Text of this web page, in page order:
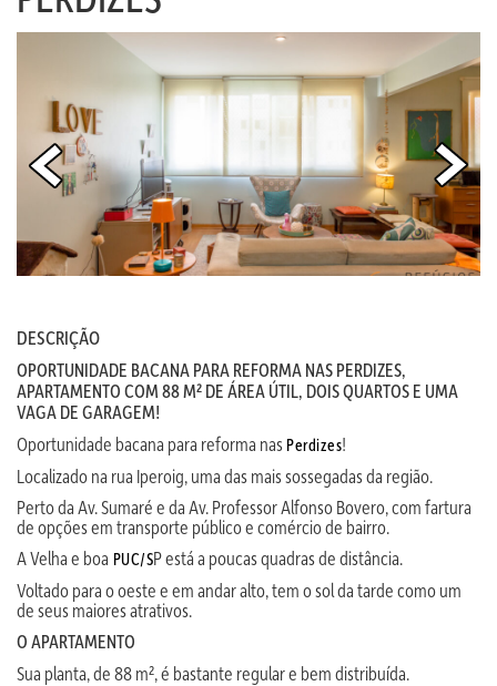
DESCRIÇÃO
OPORTUNIDADE BACANA PARA REFORMA NAS PERDIZES,
APARTAMENTO COM 88 M² DE ÁREA ÚTIL, DOIS QUARTOS E UMA
VAGA DE GARAGEM!
Oportunidade bacana para reforma nas Perdizes!
Localizado na rua Iperoig, uma das mais sossegadas da região.
Perto da Av. Sumaré e da Av. Professor Alfonso Bovero, com fartura
de opções em transporte público e comércio de bairro.
A Velha e boa PUC/SP está a poucas quadras de distância.
Voltado para o oeste e em andar alto, tem o sol da tarde como um
de seus maiores atrativos.
O APARTAMENTO
Sua planta, de 88 m², é bastante regular e bem distribuída.